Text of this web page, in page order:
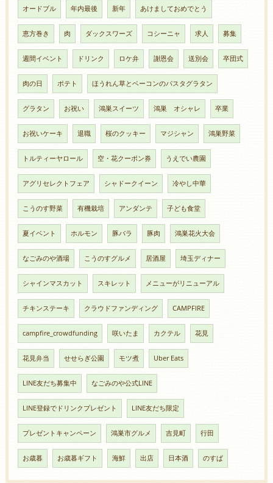
オードブル 年内最後 新年 あけましておめでとう
恵方巻き 肉 ダックスワーズ コシーニャ 求人 募集
週間イベント ドリンク ロケ弁 謝恩会 送別会 卒団式
肉の日 ポテト ほうれん草とベーコンのパスタグラタン
グラタン お祝い 鴻巣スイーツ 鴻巣 オシャレ 卒業
お祝いケーキ 退職 桜のクッキー マジシャン 鴻巣野菜
トルティーヤロール 空・花クーポン券 うえでい農園
アグリセレクトフェア シャドークイーン 冷やし中華
こうのす野菜 有機栽培 アンダンテ 子ども食堂
夏イベント ホルモン 豚バラ 豚肉 鴻巣花火大会
なごみのや酒場 こうのすグルメ 居酒屋 埼玉ディナー
シャインマスカット スキレット メニューがリニューアル
チキンステーキ クラウドファンディング CAMPFIRE
campfire_crowdfunding 咲いたま カクテル 花見
花見弁当 せせらぎ公園 モツ煮 Uber Eats
LINE友だち募集中 なごみのや公式LINE
LINE登録でドリンクプレゼント LINE友だち限定
プレゼントキャンペーン 鴻巣市グルメ 吉見町 行田
お歳暮 お歳暮ギフト 海鮮 出店 日本酒 のすぱ